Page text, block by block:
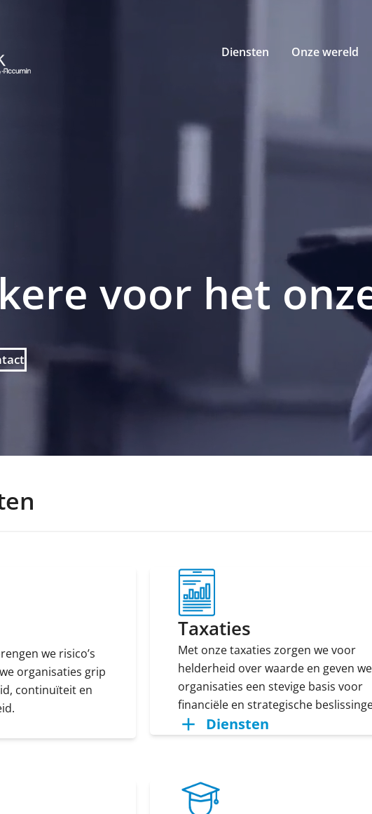
Diensten Onze wereld
voor het
we risico’s
organisaties grip
continuïteit en
Taxaties
Met onze taxaties zorgen we voor
helderheid over waarde en geven we
organisaties een stevige basis voor
financiële en strategische
Diensten